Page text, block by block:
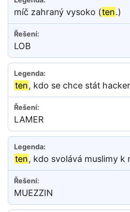
míč zahraný vysoko (ten.)
LOB
ten, kdo se chce stát
LAMER
ten, kdo svolává muslimy k
MUEZZIN